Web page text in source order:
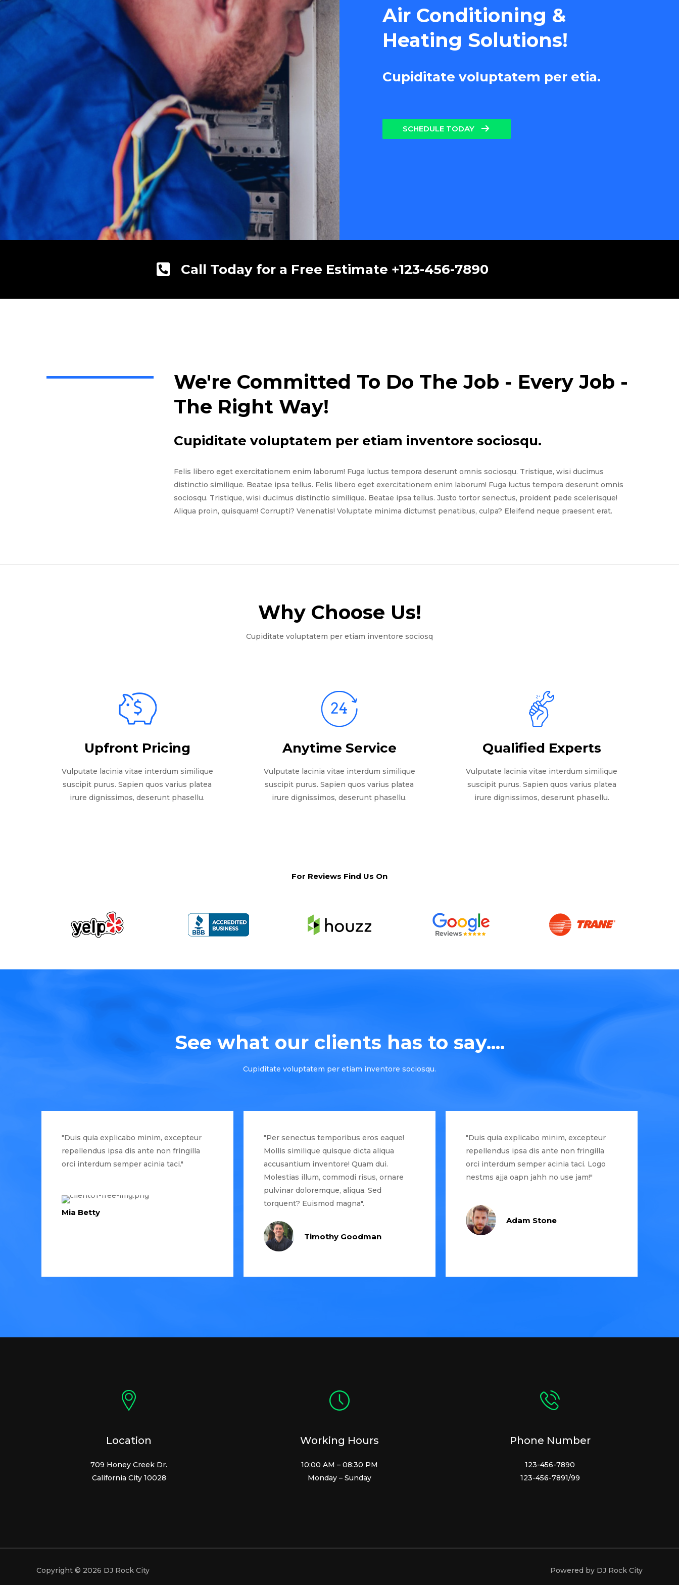
Air Conditioning &
Heating Solutions!
Cupiditate voluptatem per etia.
SCHEDULE TODAY
Call Today for a Free Estimate +123-456-7890
We're Committed To Do The Job - Every Job -
The Right Way!
Cupiditate voluptatem per etiam inventore sociosqu.
Felis libero eget exercitationem enim laborum! Fuga luctus tempora deserunt omnis sociosqu. Tristique, wisi ducimus
distinctio similique. Beatae ipsa tellus. Felis libero eget exercitationem enim laborum! Fuga luctus tempora deserunt omnis
sociosqu. Tristique, wisi ducimus distinctio similique. Beatae ipsa tellus. Justo tortor senectus, proident pede scelerisque!
Aliqua proin, quisquam! Corrupti? Venenatis! Voluptate minima dictumst penatibus, culpa? Eleifend neque praesent erat.
Why Choose Us!​
Cupiditate voluptatem per etiam inventore sociosq
Upfront Pricing
Vulputate lacinia vitae interdum similique
suscipit purus. Sapien quos varius platea
irure dignissimos, deserunt phasellu.
Anytime Service
Vulputate lacinia vitae interdum similique
suscipit purus. Sapien quos varius platea
irure dignissimos, deserunt phasellu.
Qualified Experts
Vulputate lacinia vitae interdum similique
suscipit purus. Sapien quos varius platea
irure dignissimos, deserunt phasellu.
For Reviews Find Us On
See what our clients has to say....
Cupiditate voluptatem per etiam inventore sociosqu.
"Duis quia explicabo minim, excepteur
repellendus ipsa dis ante non fringilla
orci interdum semper acinia taci."
Mia Betty
"Per senectus temporibus eros eaque!
Mollis similique quisque dicta aliqua
accusantium inventore! Quam dui.
Molestias illum, commodi risus, ornare
pulvinar doloremque, aliqua. Sed
torquent? Euismod magna".
Timothy Goodman
"Duis quia explicabo minim, excepteur
repellendus ipsa dis ante non fringilla
orci interdum semper acinia taci. Logo
nestms ajja oapn jahh no use jam!"
Adam Stone
Location
709 Honey Creek Dr.
California City 10028
Working Hours
10:00 AM – 08:30 PM
Monday – Sunday
Phone Number
123-456-7890
123-456-7891/99
Copyright © 2026 DJ Rock City Powered by DJ Rock City